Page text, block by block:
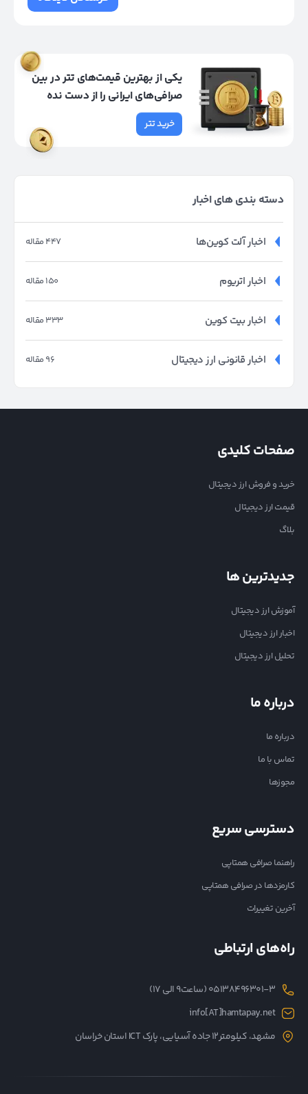
یکی از بهترین قیمت‌های تتر در بین
صرافی‌های ایرانی را از دست نده
خرید تتر
دسته بندی های اخبار
447 مقاله اخبار آلت کوین‌ها
150 مقاله اخبار اتریوم
333 مقاله اخبار بیت کوین
96 مقاله اخبار قانونی ارز دیجیتال
صفحات کلیدی
خرید و فروش ارز دیجیتال
قیمت ارز دیجیتال
بلاگ
جدیدترین ها
آموزش ارز دیجیتال
اخبار ارز دیجیتال
تحلیل ارز دیجیتال
درباره ما
درباره ما
تماس با ما
مجوزها
دسترسی سریع
راهنما صرافی همتاپی
کارمزدها در صرافی همتاپی
آخرین تغییرات
راه‌های ارتباطی
05138496301-3 (ساعت۹ الی ۱۷)
info[AT]hamtapay.net
مشهد، کیلومتر12 جاده آسیایی، پارک ICT استان خراسان